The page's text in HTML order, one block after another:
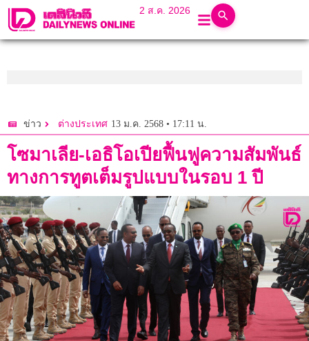
2 ส.ค. 2026
ข่าว ต่างประเทศ 13 ม.ค. 2568 • 17:11 น.
โซมาเลีย-เอธิโอเปียฟื้นฟูความสัมพันธ์
ทางการทูตเต็มรูปแบบในรอบ 1 ปี